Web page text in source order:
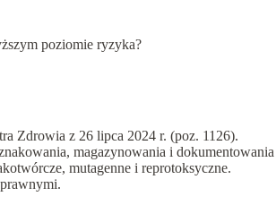
poziomie ryzyka?
Zdrowia z 26 lipca 2024 r. (poz. 1126).
magazynowania i
mutagenne i reprotoksyczne.